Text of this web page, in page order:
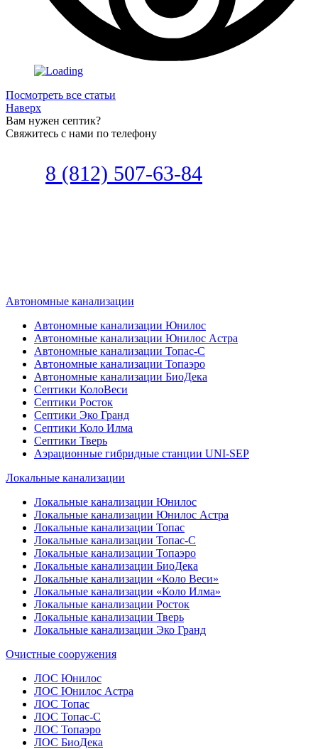
Посмотреть все статьи
Наверх
Вам нужен септик?
Свяжитесь с нами по телефону
8 (812) 507-63-84
Автономные канализации
Автономные канализации Юнилос
Автономные канализации Юнилос Астра
Автономные канализации Топас-С
Автономные канализации Топаэро
Автономные канализации БиоДека
Септики КолоВеси
Септики Росток
Септики Эко Гранд
Септики Коло Илма
Септики Тверь
Аэрационные гибридные станции UNI-SEP
Локальные канализации
Локальные канализации Юнилос
Локальные канализации Юнилос Астра
Локальные канализации Топас
Локальные канализации Топас-С
Локальные канализации Топаэро
Локальные канализации БиоДека
Локальные канализации «Коло Веси»
Локальные канализации «Коло Илма»
Локальные канализации Росток
Локальные канализации Тверь
Локальные канализации Эко Гранд
Очистные сооружения
ЛОС Юнилос
ЛОС Юнилос Астра
ЛОС Топас
ЛОС Топас-С
ЛОС Топаэро
ЛОС БиоДека